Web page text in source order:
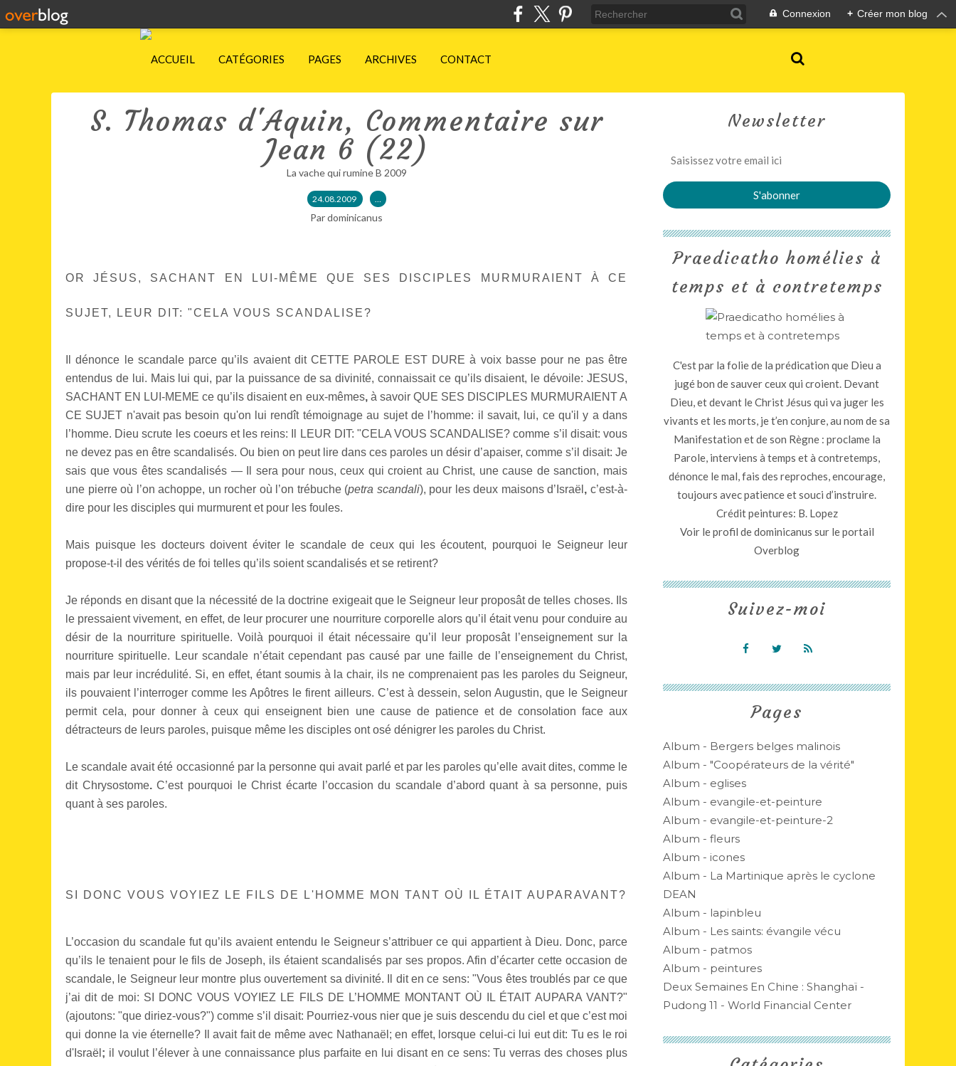
Connexion + Créer mon blog
ACCUEIL CATÉGORIES PAGES ARCHIVES CONTACT
S. Thomas d'Aquin, Commentaire sur
Jean 6 (22)
La vache qui rumine B 2009
24.08.2009 …
Par dominicanus
OR JÉSUS, SACHANT EN LUI-MÊME QUE SES DISCIPLES MURMURAIENT À CE
SUJET, LEUR DIT: "CELA VOUS SCANDALISE?
Il dénonce le scandale parce qu’ils avaient dit CETTE PAROLE EST DURE à voix basse pour ne pas être
entendus de lui. Mais lui qui, par la puissance de sa divinité, connaissait ce qu’ils disaient, le dévoile: JESUS,
SACHANT EN LUI-MEME ce qu’ils disaient en eux-mêmes,à savoir QUE SES DISCIPLES MURMURAIENT A
CE SUJET n'avait pas besoin qu'on lui rendît témoignage au sujet de l’homme: il savait, lui, ce qu'il y a dans
l’homme. Dieu scrute les coeurs et les reins: Il LEUR DIT: "CELA VOUS SCANDALISE? comme s’il disait: vous
ne devez pas en être scandalisés. Ou bien on peut lire dans ces paroles un désir d’apaiser, comme s’il disait: Je
sais que vous êtes scandalisés — Il sera pour nous, ceux qui croient au Christ, une cause de sanction, mais
une pierre où l’on achoppe, un rocher où l’on trébuche (petra scandali), pour les deux maisons d’Israël , c’est-à-
dire pour les disciples qui murmurent et pour les foules.
Mais puisque les docteurs doivent éviter le scandale de ceux qui les écoutent, pourquoi le Seigneur leur
propose-t-il des vérités de foi telles qu’ils soient scandalisés et se retirent?
Je réponds en disant que la nécessité de la doctrine exigeait que le Seigneur leur proposât de telles choses. Ils
le pressaient vivement, en effet, de leur procurer une nourriture corporelle alors qu’il était venu pour conduire au
désir de la nourriture spirituelle. Voilà pourquoi il était nécessaire qu’il leur proposât l’enseignement sur la
nourriture spirituelle. Leur scandale n’était cependant pas causé par une faille de l’enseignement du Christ,
mais par leur incrédulité. Si, en effet, étant soumis à la chair, ils ne comprenaient pas les paroles du Seigneur,
ils pouvaient l’interroger comme les Apôtres le firent ailleurs. C’est à dessein, selon Augustin, que le Seigneur
permit cela, pour donner à ceux qui enseignent bien une cause de patience et de consolation face aux
détracteurs de leurs paroles, puisque même les disciples ont osé dénigrer les paroles du Christ.
Le scandale avait été occasionné par la personne qui avait parlé et par les paroles qu’elle avait dites, comme le
dit Chrysostome.C’est pourquoi le Christ écarte l’occasion du scandale d’abord quant à sa personne, puis
quant à ses paroles.
SI DONC VOUS VOYIEZ LE FILS DE L'HOMME MON TANT OÙ IL ÉTAIT AUPARAVANT?
L’occasion du scandale fut qu’ils avaient entendu le Seigneur s’attribuer ce qui appartient à Dieu. Donc, parce
qu’ils le tenaient pour le fils de Joseph, ils étaient scandalisés par ses propos. Afin d’écarter cette occasion de
scandale, le Seigneur leur montre plus ouvertement sa divinité. Il dit en ce sens: "Vous êtes troublés par ce que
j’ai dit de moi: SI DONC VOUS VOYIEZ LE FILS DE L’HOMME MONTANT OÙ IL ÉTAIT AUPARA VANT?"
(ajoutons: "que diriez-vous?") comme s’il disait: Pourriez-vous nier que je suis descendu du ciel et que c’est moi
qui donne la vie éternelle? Il avait fait de même avec Nathanaël; en effet, lorsque celui-ci lui eut dit: Tu es le roi
d'Israël ; il voulut l’élever à une connaissance plus parfaite en lui disant en ce sens: Tu verras des choses plus
Newsletter
Pages
Album - Bergers belges malinois
Album - "Coopérateurs de la vérité"
Album - eglises
Album - evangile-et-peinture
Album - evangile-et-peinture-2
Album - fleurs
Album - icones
Album - La Martinique après le cyclone
DEAN
Album - lapinbleu
Album - Les saints: évangile vécu
Album - patmos
Album - peintures
Deux Semaines En Chine : Shanghaï -
Pudong 11 - World Financial Center
Praedicatho homélies à
temps et à contretemps
C'est par la folie de la prédication que Dieu a
jugé bon de sauver ceux qui croient. Devant
Dieu, et devant le Christ Jésus qui va juger les
vivants et les morts, je t’en conjure, au nom de sa
Manifestation et de son Règne : proclame la
Parole, interviens à temps et à contretemps,
dénonce le mal, fais des reproches, encourage,
toujours avec patience et souci d’instruire.
Crédit peintures: B. Lopez
Voir le profil dedominicanus sur le portail
Overblog
Suivez-moi